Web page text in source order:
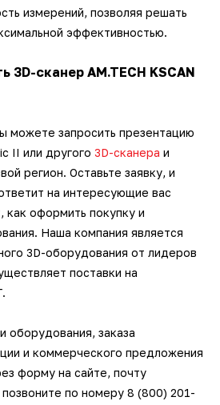
измерений, позволяя решать
эффективностью.
3D-сканер AM.TECH KSCAN
можете запросить презентацию
II или другого 3D-сканера и
регион. Оставьте заявку, и
на интересующие вас
как оформить покупку и
Наша компания является
3D-оборудования от лидеров
поставки на
оборудования, заказа
и коммерческого предложения
форму на сайте, почту
позвоните по номеру 8 (800) 201-